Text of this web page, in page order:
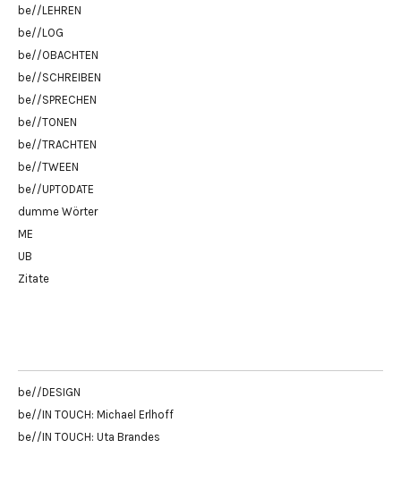
be//LEHREN
be//LOG
be//OBACHTEN
be//SCHREIBEN
be//SPRECHEN
be//TONEN
be//TRACHTEN
be//TWEEN
be//UPTODATE
dumme Wörter
ME
UB
Zitate
be//DESIGN
be//IN TOUCH: Michael Erlhoff
be//IN TOUCH: Uta Brandes